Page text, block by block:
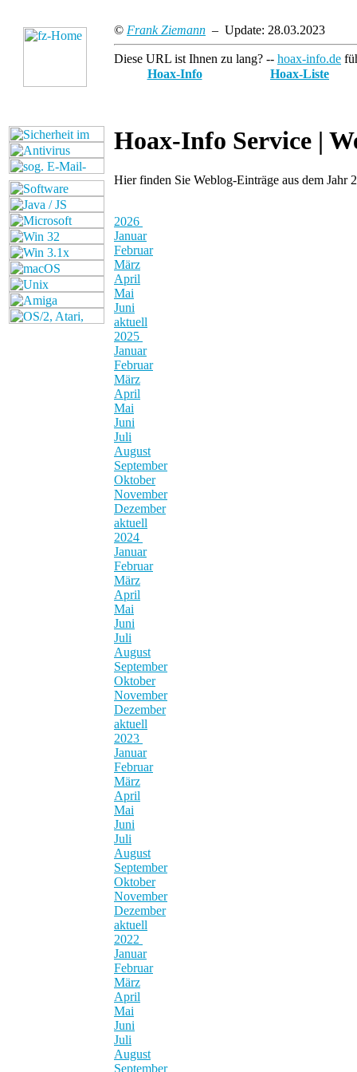
© Frank Ziemann – Update: 28.03.2023
Diese URL ist Ihnen zu lang? -- hoax-info.de
Hoax-Info
Hoax-Liste
Hoax-Info Service |
Hier finden Sie Weblog-Einträge aus dem Jahr
2026
Januar
Februar
März
April
Mai
Juni
aktuell
2025
Januar
Februar
März
April
Mai
Juni
Juli
August
September
Oktober
November
Dezember
aktuell
2024
Januar
Februar
März
April
Mai
Juni
Juli
August
September
Oktober
November
Dezember
aktuell
2023
Januar
Februar
März
April
Mai
Juni
Juli
August
September
Oktober
November
Dezember
aktuell
2022
Januar
Februar
März
April
Mai
Juni
Juli
August
September